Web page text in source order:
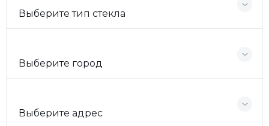
Выберите тип стекла
Выберите город
Выберите адрес